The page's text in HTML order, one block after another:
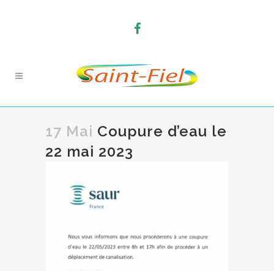
17 Mai Coupure d’eau le
22 mai 2023